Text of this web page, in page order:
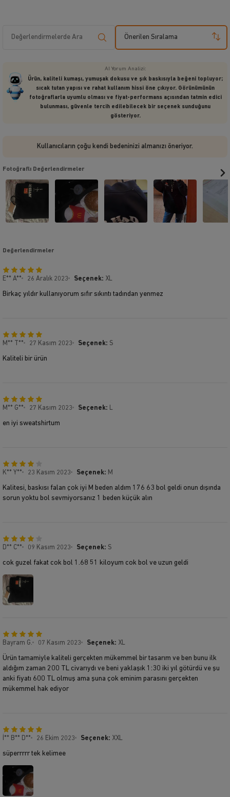
Önerilen Sıralama
AI Yorum Analizi:
Ürün, kaliteli kumaşı, yumuşak dokusu ve şık baskısıyla beğeni topluyor;
sıcak tutan yapısı ve rahat kullanım hissi öne çıkıyor. Görünümünün
fotoğraflarla uyumlu olması ve fiyat-performans açısından tatmin edici
bulunması, güvenle tercih edilebilecek bir seçenek sunduğunu
gösteriyor.
Kullanıcıların çoğu kendi bedeninizi almanızı öneriyor.
Fotoğraflı Değerlendirmeler
Değerlendirmeler
E** A** 26 Aralık 2023 Seçenek: XL
Birkaç yıldır kullanıyorum sıfır sıkıntı tadından yenmez
M** T** 27 Kasım 2023 Seçenek: S
Kaliteli bir ürün
M** G** 27 Kasım 2023 Seçenek: L
en iyi sweatshirtum
K** Y** 23 Kasım 2023 Seçenek: M
Kalitesi, baskısı falan çok iyi M beden aldım 176 63 bol geldi onun dışında
sorun yoktu bol sevmiyorsanız 1 beden küçük alın
D** C** 09 Kasım 2023 Seçenek: S
cok guzel fakat cok bol 1.68 51 kiloyum cok bol ve uzun geldi
Bayram G. 07 Kasım 2023 Seçenek: XL
Ürün tamamiyle kaliteli gerçekten mükemmel bir tasarım ve ben bunu ilk
aldığım zaman 200 TL civarıydı ve beni yaklaşık 1:30 iki yıl götürdü ve şu
anki fiyatı 600 TL olmuş ama şuna çok eminim parasını gerçekten
mükemmel hak ediyor
İ** B** D** 26 Ekim 2023 Seçenek: XXL
süperrrrr tek kelimee